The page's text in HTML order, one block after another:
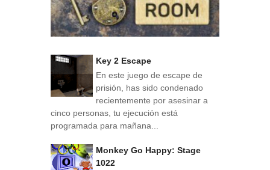
Key 2 Escape
En este juego de escape de
prisión, has sido condenado
recientemente por asesinar a
cinco personas, tu ejecución está
programada para mañana...
Monkey Go Happy: Stage
1022